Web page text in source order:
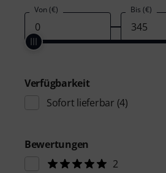
Von (€) Bis (€)
Verfügbarkeit
Sofort lieferbar (4)
Bewertungen
2